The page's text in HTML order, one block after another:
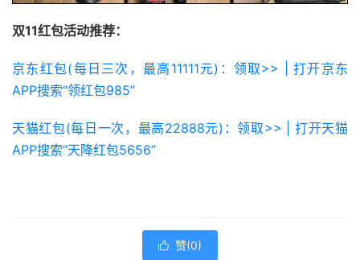
双11红包活动推荐：
京东红包(每日三次，最高11111元)：领取>> | 打开京东
APP搜索“领红包985”
天猫红包(每日一次，最高22888元)：领取>> | 打开天猫
APP搜索“天降红包5656”
 赞(0)